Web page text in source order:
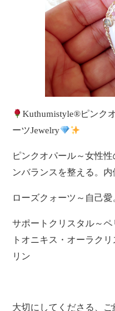
Kuthumistyle®️ピンク
ーツJewelry
ピンクオパール～女性
ンバランスを整える。内
ローズクォーツ～自己愛
サポートクリスタル～
トオニキス・オーラク
リン
大切にしてくださる、